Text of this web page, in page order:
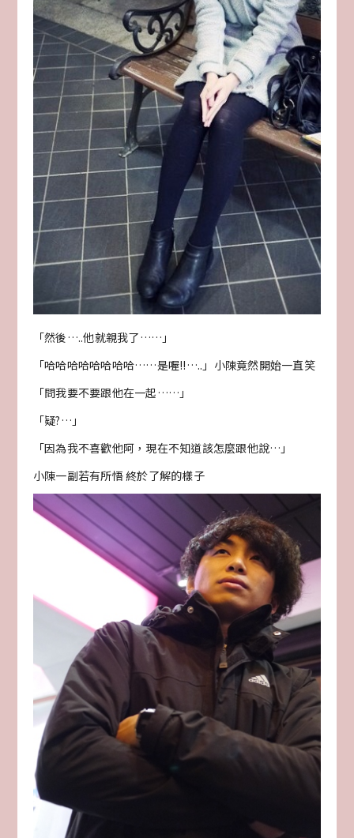
「然後…..他就親我了……」
「哈哈哈哈哈哈哈哈……是喔!!…..」小陳竟然開始一直笑
「問我要不要跟他在一起……」
「疑?…」
「因為我不喜歡他阿，現在不知道該怎麼跟他說…」
小陳一副若有所悟 終於了解的樣子